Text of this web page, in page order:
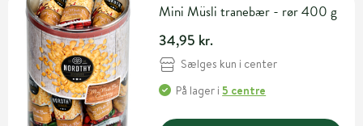
Mini Müsli tranebær - rør 400 g
34,95 kr.
Sælges kun i center
På lager i5 centre